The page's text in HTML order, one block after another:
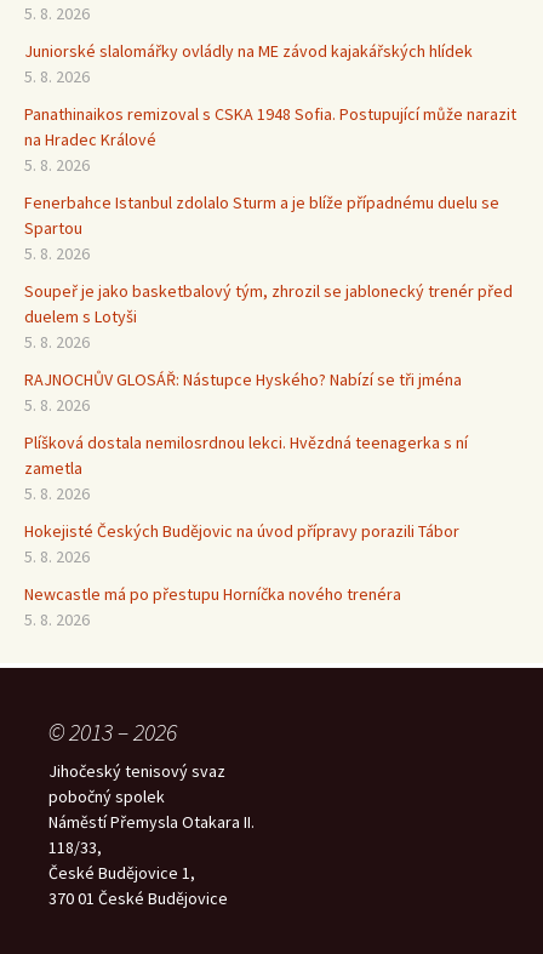
5. 8. 2026
Juniorské slalomářky ovládly na ME závod kajakářských hlídek
5. 8. 2026
Panathinaikos remizoval s CSKA 1948 Sofia. Postupující může narazit
na Hradec Králové
5. 8. 2026
Fenerbahce Istanbul zdolalo Sturm a je blíže případnému duelu se
Spartou
5. 8. 2026
Soupeř je jako basketbalový tým, zhrozil se jablonecký trenér před
duelem s Lotyši
5. 8. 2026
RAJNOCHŮV GLOSÁŘ: Nástupce Hyského? Nabízí se tři jména
5. 8. 2026
Plíšková dostala nemilosrdnou lekci. Hvězdná teenagerka s ní
zametla
5. 8. 2026
Hokejisté Českých Budějovic na úvod přípravy porazili Tábor
5. 8. 2026
Newcastle má po přestupu Horníčka nového trenéra
5. 8. 2026
© 2013 – 2026
Jihočeský tenisový svaz
pobočný spolek
Náměstí Přemysla Otakara II.
118/33,
České Budějovice 1,
370 01 České Budějovice